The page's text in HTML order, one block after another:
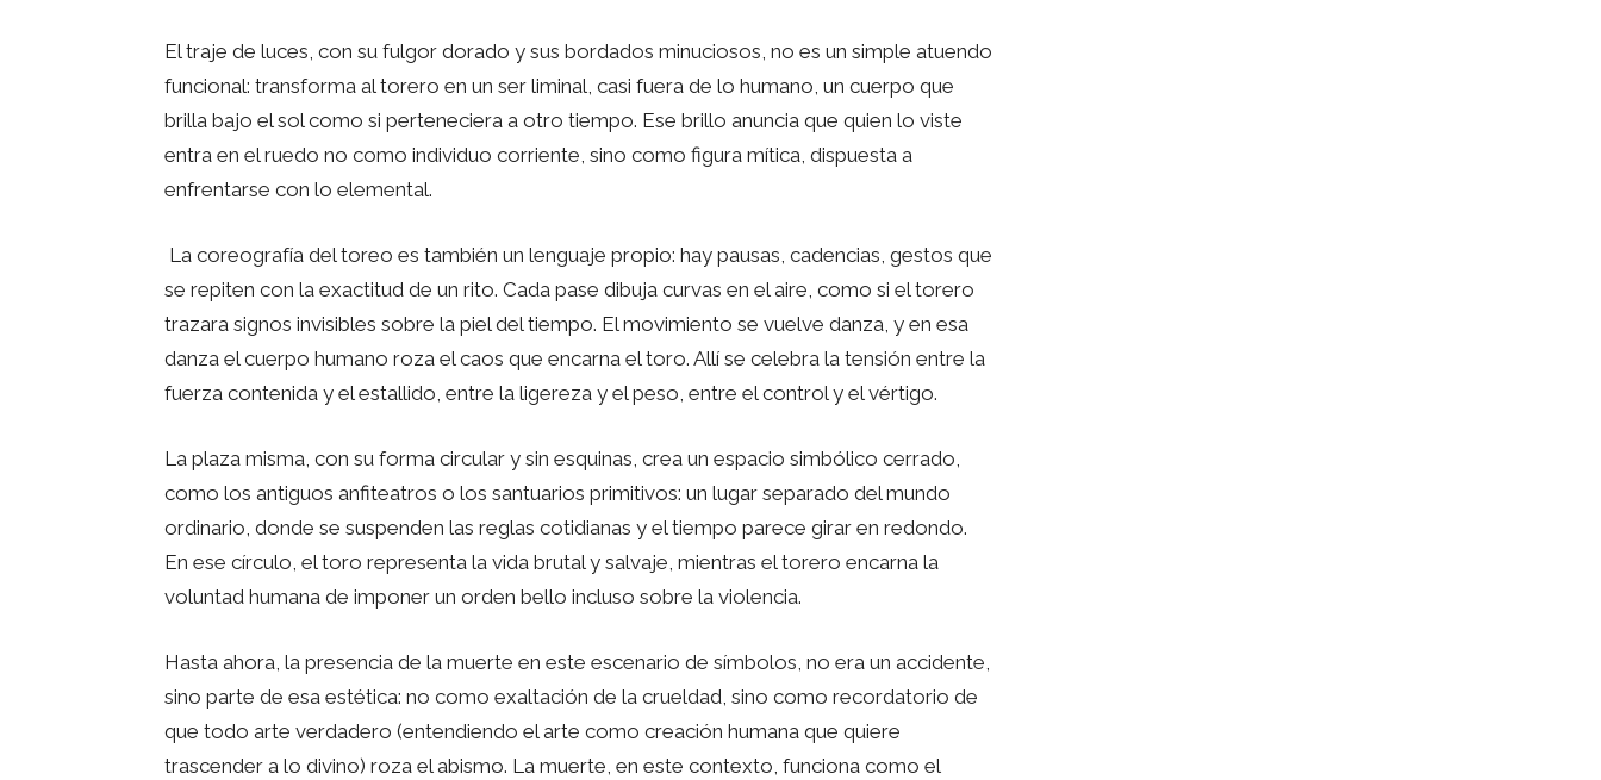
El traje de luces, con su fulgor dorado y sus bordados minuciosos, no es un simple atuendo
funcional: transforma al torero en un ser liminal, casi fuera de lo humano, un cuerpo que
brilla bajo el sol como si perteneciera a otro tiempo. Ese brillo anuncia que quien lo viste
entra en el ruedo no como individuo corriente, sino como figura mítica, dispuesta a
enfrentarse con lo elemental.
La coreografía del toreo es también un lenguaje propio: hay pausas, cadencias, gestos que
se repiten con la exactitud de un rito. Cada pase dibuja curvas en el aire, como si el torero
trazara signos invisibles sobre la piel del tiempo. El movimiento se vuelve danza, y en esa
danza el cuerpo humano roza el caos que encarna el toro. Allí se celebra la tensión entre la
fuerza contenida y el estallido, entre la ligereza y el peso, entre el control y el vértigo.
La plaza misma, con su forma circular y sin esquinas, crea un espacio simbólico cerrado,
como los antiguos anfiteatros o los santuarios primitivos: un lugar separado del mundo
ordinario, donde se suspenden las reglas cotidianas y el tiempo parece girar en redondo.
En ese círculo, el toro representa la vida brutal y salvaje, mientras el torero encarna la
voluntad humana de imponer un orden bello incluso sobre la violencia.
Hasta ahora, la presencia de la muerte en este escenario de símbolos, no era un accidente,
sino parte de esa estética: no como exaltación de la crueldad, sino como recordatorio de
que todo arte verdadero (entendiendo el arte como creación humana que quiere
trascender a lo divino) roza el abismo. La muerte, en este contexto, funciona como el